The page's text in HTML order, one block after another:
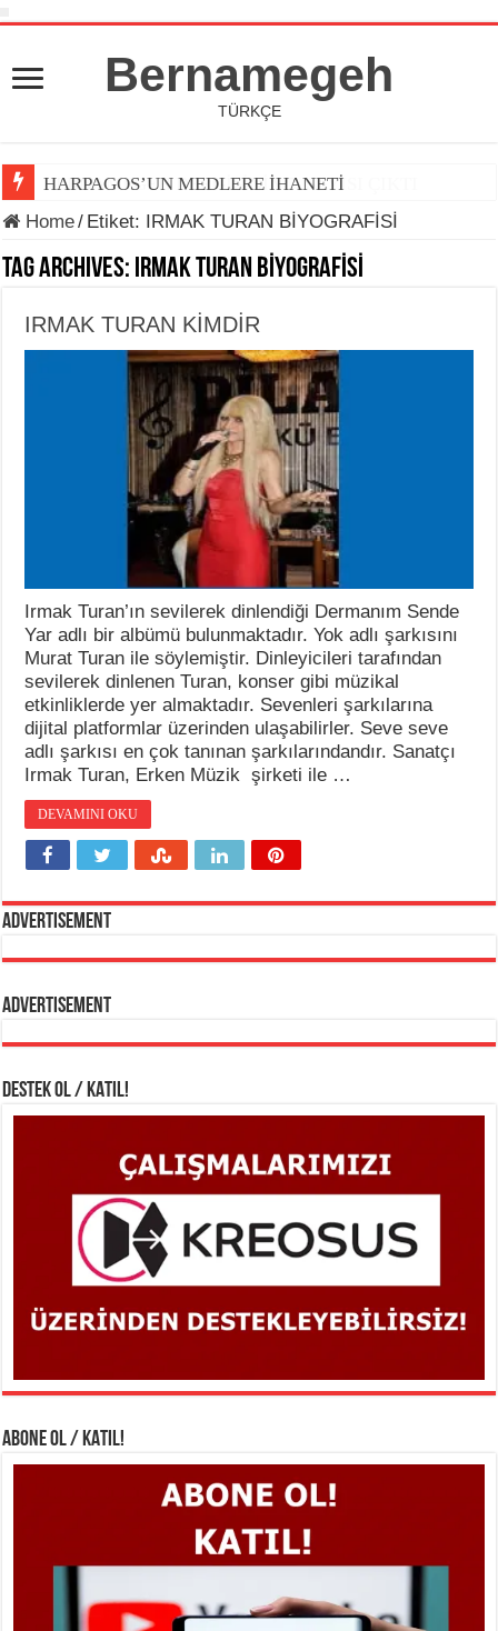
Bernamegeh
TÜRKÇE
HARPAGOS’UN MEDLERE İHANETİ
Home/ Etiket: IRMAK TURAN BİYOGRAFİSİ
Tag Archives: IRMAK TURAN BİYOGRAFİSİ
IRMAK TURAN KİMDİR
Irmak Turan’ın sevilerek dinlendiği Dermanım Sende
Yar adlı bir albümü bulunmaktadır. Yok adlı şarkısını
Murat Turan ile söylemiştir. Dinleyicileri tarafından
sevilerek dinlenen Turan, konser gibi müzikal
etkinliklerde yer almaktadır. Sevenleri şarkılarına
dijital platformlar üzerinden ulaşabilirler. Seve seve
adlı şarkısı en çok tanınan şarkılarındandır. Sanatçı
Irmak Turan, Erken Müzik şirketi ile …
DEVAMINI OKU
Advertisement
Advertisement
DESTEK OL / KATIL!
ABONE OL / KATIL!